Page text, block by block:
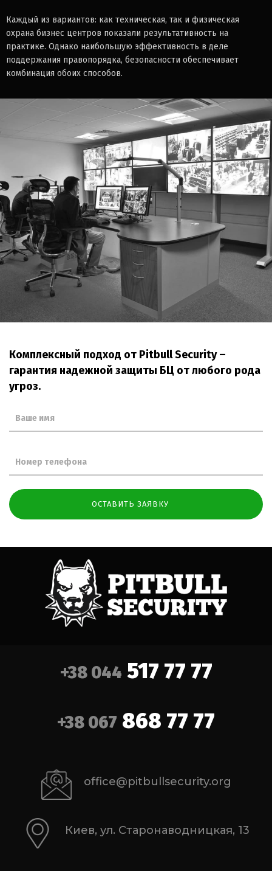
Каждый из вариантов: как техническая, так и физическая
охрана бизнес центров показали результативность на
практике. Однако наибольшую эффективность в деле
поддержания правопорядка, безопасности обеспечивает
комбинация обоих способов.
Комплексный подход от Pitbull Security –
гарантия надежной защиты БЦ от любого рода
угроз.
+38 044 517 77 77
+38 067 868 77 77
office@pitbullsecurity.org
Киев, ул. Старонаводницкая, 13